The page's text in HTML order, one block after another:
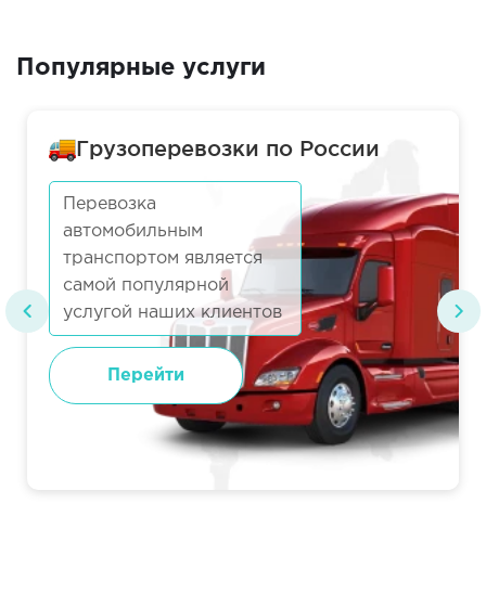
Популярные услуги
Грузоперевозки по России
Перевозка
автомобильным
транспортом является
самой популярной
услугой наших клиентов
Перейти